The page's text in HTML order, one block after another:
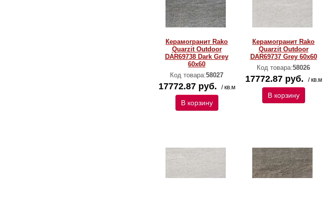
Керамогранит Rako
Quarzit Outdoor
DAR69738 Dark Grey
60x60
Код товара:58027
17772.87 руб. / кв.м
В корзину
Керамогранит Rako
Quarzit Outdoor
DAR69737 Grey 60x60
Код товара:58026
17772.87 руб. / кв.м
В корзину